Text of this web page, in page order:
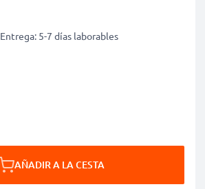
Entrega: 5-7 días laborables
AÑADIR A LA CESTA